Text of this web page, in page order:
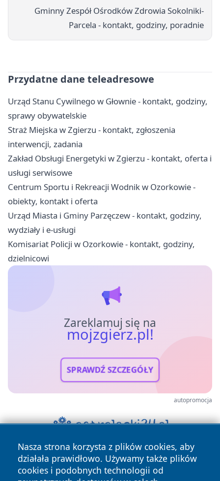
Gminny Zespół Ośrodków Zdrowia Sokolniki-
Parcela - kontakt, godziny, poradnie
Przydatne dane teleadresowe
Urząd Stanu Cywilnego w Głownie - kontakt, godziny,
sprawy obywatelskie
Straż Miejska w Zgierzu - kontakt, zgłoszenia
interwencji, zadania
Zakład Obsługi Energetyki w Zgierzu - kontakt, oferta i
usługi serwisowe
Centrum Sportu i Rekreacji Wodnik w Ozorkowie -
obiekty, kontakt i oferta
Urząd Miasta i Gminy Parzęczew - kontakt, godziny,
wydziały i e-usługi
Komisariat Policji w Ozorkowie - kontakt, godziny,
dzielnicowi
Zareklamuj się na
mojzgierz.pl!
SPRAWDŹ SZCZEGÓŁY
autopromocja
Nasza strona korzysta z plików cookies, aby
działała prawidłowo. Używamy także plików
cookies i podobnych technologii od